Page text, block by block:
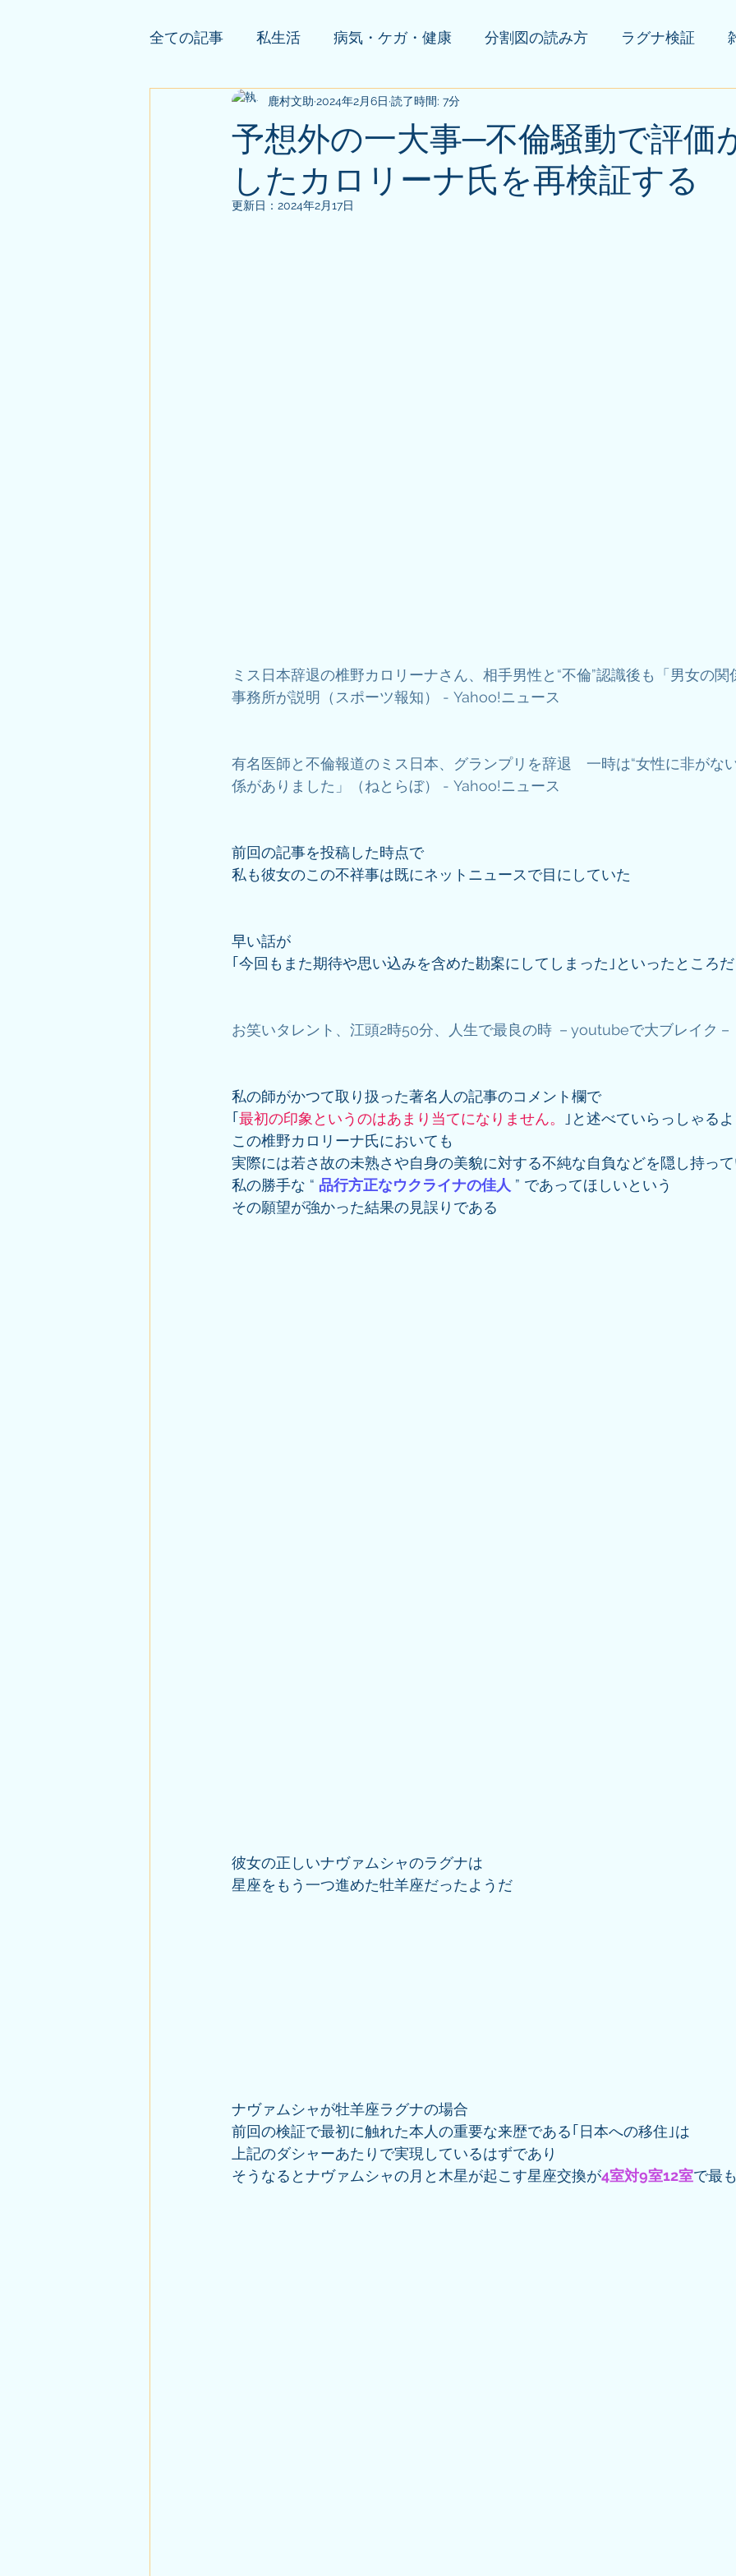
全ての記事 私生活 病気・ケガ・健康 分割図の読み方 ラグナ検証
依頼者様の公開鑑定 その他(告知等)
予想外の一大事─不倫騒動で評価
したカロリーナ氏を再検証する
鹿村文助 2024年2月6日 読了時間: 7分
更新日： 2024年2月17日
ミス日本辞退の椎野カロリーナさん、相手男性と“不倫”認識後も「男女の関
事務所が説明（スポーツ報知） - Yahoo!ニュース
有名医師と不倫報道のミス日本、グランプリを辞退　一時は“女性に非がな
係がありました」（ねとらぼ） - Yahoo!ニュース
前回の記事を投稿した時点で
私も彼女のこの不祥事は既にネットニュースで目にしていた
早い話が
｢今回もまた期待や思い込みを含めた勘案にしてしまった｣といったところだ
お笑いタレント、江頭2時50分、人生で最良の時 －youtubeで大ブレイク－
私の師がかつて取り扱った著名人の記事のコメント欄で
｢ 最初の印象というのはあまり当てになりません。
｣と述べていらっしゃる
この椎野カロリーナ氏においても
実際には若さ故の未熟さや自身の美貌に対する不純な自負などを隠し持っ
私の勝手な “ 品行方正なウクライナの佳人 ” であってほしいという
その願望が強かった結果の見誤りである
彼女の正しいナヴァムシャのラグナは
星座をもう一つ進めた牡羊座だったようだ
ナヴァムシャが牡羊座ラグナの場合
前回の検証で最初に触れた本人の重要な来歴である｢日本への移住｣は
上記のダシャーあたりで実現しているはずであり
そうなるとナヴァムシャの月と木星が起こす星座交換が4室対9室12室で最